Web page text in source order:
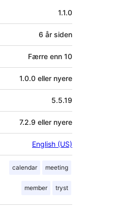
1.1.0
6 år siden
Færre enn 10
1.0.0 eller nyere
5.5.19
7.2.9 eller nyere
English (US)
calendar meeting
member tryst